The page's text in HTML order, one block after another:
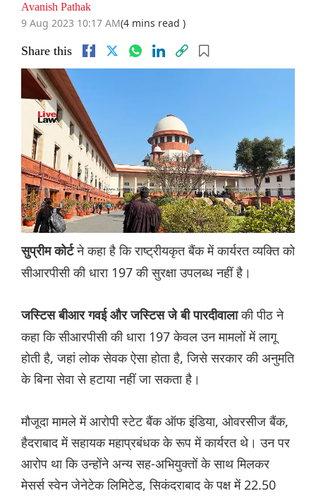
Avanish Pathak
9 Aug 2023 10:17 AM(4 mins read )
Share this
सुप्रीम कोर्टने कहा है कि राष्ट्रीयकृत बैंक में कार्यरत व्यक्ति को
सीआरपीसी की धारा 197 की सुरक्षा उपलब्ध नहीं है।
जस्टिस बीआर गवई और जस्टिस जे बी पारदीवालाकी पीठ ने
कहा कि सीआरपीसी की धारा 197 केवल उन मामलों में लागू
होती है, जहां लोक सेवक ऐसा होता है, जिसे सरकार की अनुमति
के बिना सेवा से हटाया नहीं जा सकता है।
मौजूदा मामले में आरोपी स्टेट बैंक ऑफ इंडिया, ओवरसीज बैंक,
हैदराबाद में सहायक महाप्रबंधक के रूप में कार्यरत थे। उन पर
आरोप था कि उन्होंने अन्य सह-अभियुक्तों के साथ मिलकर
मेसर्स स्वेन जेनेटेक लिमिटेड, सिकंदराबाद के पक्ष में 22.50